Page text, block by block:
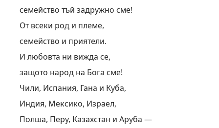
семейство тъй задружно сме!
От всеки род и племе,
семейство и приятели.
И любовта ни вижда се,
защото народ на Бога сме!
Чили, Испания, Гана и Куба,
Индия, Мексико, Израел,
Полша, Перу, Казахстан и Аруба —